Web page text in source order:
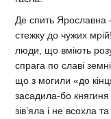
Де спить Ярославна
стежку до чужих
люди, що вміють
спрага по славі
що з могили «до
засадила-бо княгиня
зів’яла і не всохла